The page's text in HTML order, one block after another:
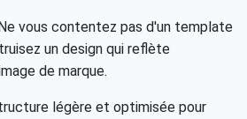
vous contentez pas d'un template
un design qui reflète
de marque.
légère et optimisée pour